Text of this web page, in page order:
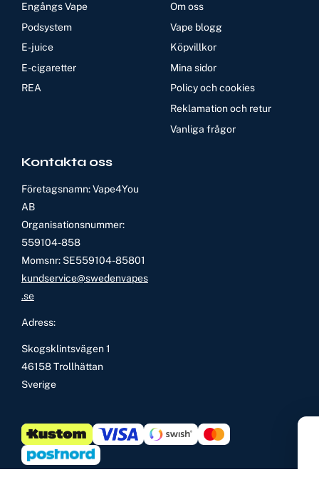
Engångs Vape
Podsystem
E-juice
E-cigaretter
REA
Om oss
Vape blogg
Köpvillkor
Mina sidor
Policy och cookies
Reklamation och retur
Vanliga frågor
Kontakta oss
Företagsnamn: Vape4You
AB
Organisationsnummer:
559104-858
Momsnr: SE559104-85801
kundservice@swedenvapes
.se
Adress:
Skogsklintsvägen 1
46158 Trollhättan
Sverige